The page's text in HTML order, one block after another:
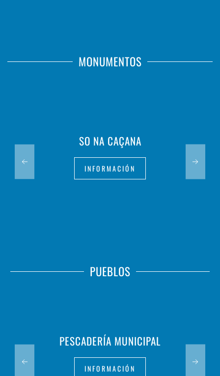
MONUMENTOS
SO NA CAÇANA
INFORMACIÓN
PUEBLOS
PESCADERÍA MUNICIPAL
INFORMACIÓN